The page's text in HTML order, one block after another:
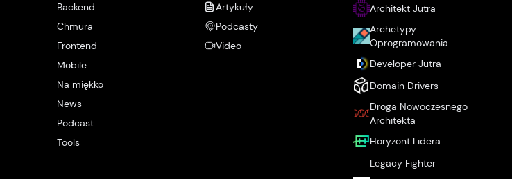
Backend
Chmura
Frontend
Mobile
Na miękko
News
Podcast
Tools
Artykuły
Podcasty
Video
Architekt Jutra
Archetypy
Oprogramowania
Developer Jutra
Domain Drivers
Droga Nowoczesnego
Architekta
Horyzont Lidera
Legacy Fighter